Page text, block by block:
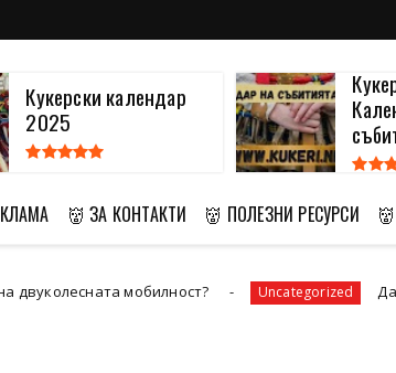
Кукерски календар
2025
👹 ЗА КОНТАКТИ 👹 ПОЛЕЗНИ РЕСУРСИ
Uncategorized Да ремонтираме